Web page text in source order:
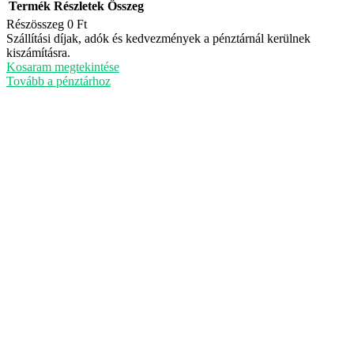
Termékek
a
kosárban
Termék Részletek Összeg
Részösszeg 0 Ft
Szállítási díjak, adók és kedvezmények a pénztárnál kerülnek
kiszámításra.
Kosaram megtekintése
Tovább a pénztárhoz